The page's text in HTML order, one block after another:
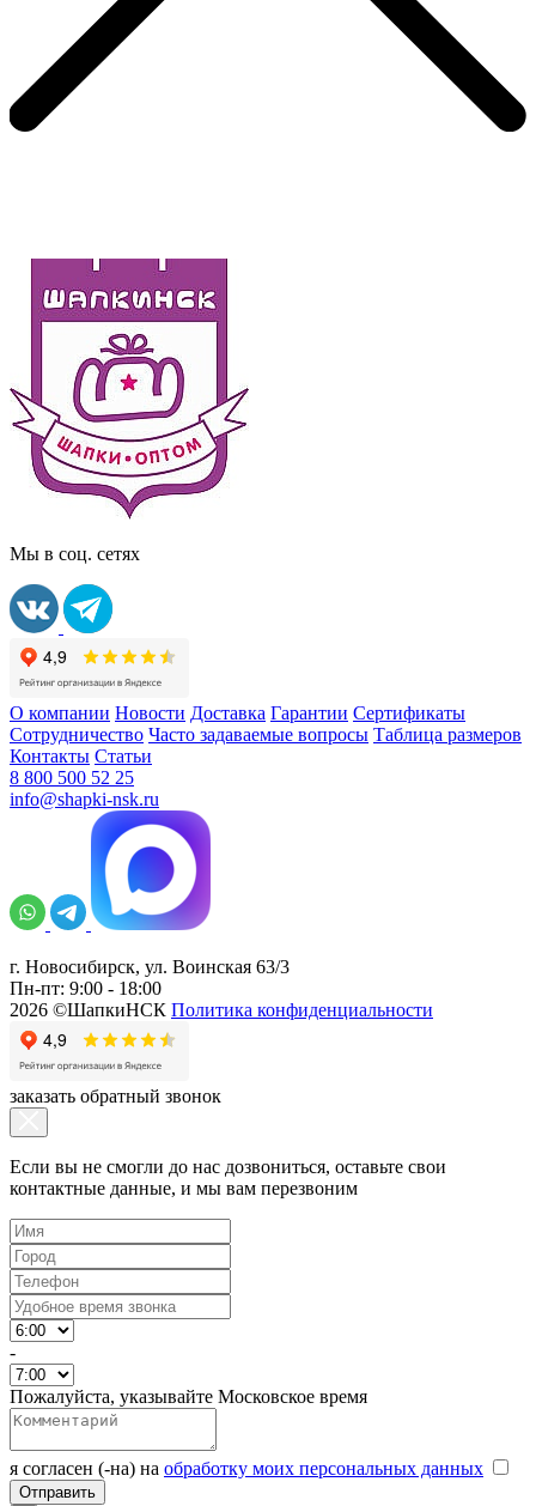
Мы в соц. сетях
О компании Новости Доставка Гарантии Сертификаты
Сотрудничество Часто задаваемые вопросы Таблица размеров
Контакты Статьи
8 800 500 52 25
info@shapki-nsk.ru
г. Новосибирск, ул. Воинская 63/3
Пн-пт: 9:00 - 18:00
2026 ©ШапкиНСК Политика конфиденциальности
заказать обратный звонок
Если вы не смогли до нас дозвониться, оставьте свои
контактные данные, и мы вам перезвоним
-
Пожалуйста, указывайте Московское время
я согласен (-на) на обработку моих персональных данных